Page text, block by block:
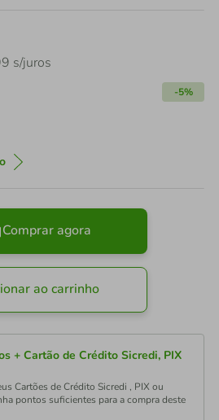
s/juros
-5%
Comprar agora
ao carrinho
+ Cartão de Crédito Sicredi, PIX
Cartões de Crédito Sicredi , PIX ou
pontos suficientes para a compra deste